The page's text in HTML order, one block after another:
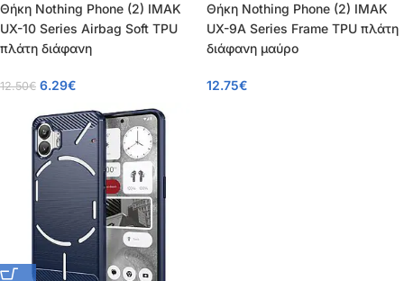
Θήκη Nothing Phone (2) IMAK
UX-10 Series Airbag Soft TPU
πλάτη διάφανη
12.50€ 6.29€
Θήκη Nothing Phone (2) IMAK
UX-9A Series Frame TPU πλάτη
διάφανη μαύρο
12.75€